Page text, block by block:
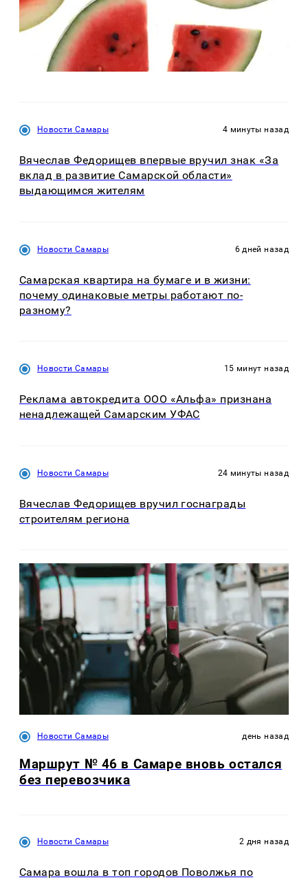
Новости Самары 4 минуты назад
Вячеслав Федорищев впервые вручил знак «За
вклад в развитие Самарской области»
выдающимся жителям
Новости Самары 6 дней назад
Самарская квартира на бумаге и в жизни:
почему одинаковые метры работают по-
разному?
Новости Самары 15 минут назад
Реклама автокредита ООО «Альфа» признана
ненадлежащей Самарским УФАС
Новости Самары 24 минуты назад
Вячеслав Федорищев вручил госнаграды
строителям региона
Новости Самары день назад
Маршрут № 46 в Самаре вновь остался
без перевозчика
Новости Самары 2 дня назад
Самара вошла в топ городов Поволжья по